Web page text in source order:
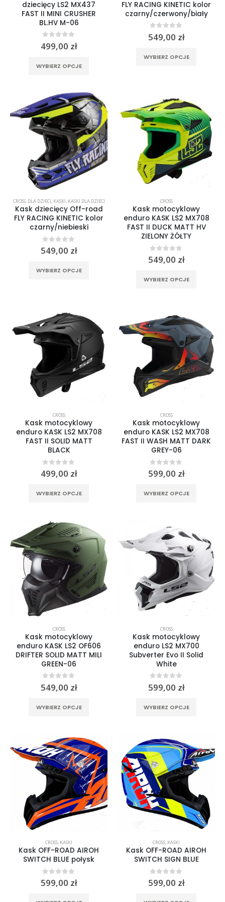
dziecięcy LS2 MX437
FAST II MINI CRUSHER
BL.HV M-06
0out of 5
499,00 zł
WYBIERZ OPCJE
wiele
wariantów.
Opcje
można
wybrać
na
stronie
produktu
FLY RACING KINETIC kolor
czarny/czerwony/biały
0 out of 5
549,00 zł
WYBIERZ OPCJE
Opcje
można
wybrać
na
stronie
produktu
CROSS, DLA DZIECI, KASKI, KASKI DLA DZIECI
Kask dziecięcy Off-road
FLY RACING KINETIC kolor
czarny/niebieski
0 out of 5
549,00 zł
WYBIERZ OPCJE
Opcje
można
wybrać
na
stronie
produktu
CROSS
Kask motocyklowy
enduro KASK LS2 MX708
FAST II DUCK MATT HV
ZIELONY ŻÓŁTY
0 out of 5
549,00 zł
WYBIERZ OPCJE
Opcje
można
wybrać
na
stronie
CROSS
Kask motocyklowy
enduro KASK LS2 MX708
FAST II SOLID MATT
BLACK
0out of 5
499,00 zł
WYBIERZ OPCJE
wariantów.
Opcje
można
wybrać
na
stronie
produktu
CROSS
Kask motocyklowy
enduro KASK LS2 MX708
FAST II WASH MATT DARK
GREY-06
0out of 5
599,00 zł
WYBIERZ OPCJE
Opcje
można
wybrać
na
stronie
CROSS
Kask motocyklowy
enduro KASK LS2 OF606
DRIFTER SOLID MATT MILI
GREEN-06
0 out of 5
549,00 zł
WYBIERZ OPCJE
wariantów.
Opcje
można
wybrać
na
stronie
produktu
CROSS
Kask motocyklowy
enduro LS2 MX700
Subverter Evo II Solid
White
0out of 5
599,00 zł
WYBIERZ OPCJE
Opcje
można
na
stronie
produktu
CROSS, KASKI
Kask OFF-ROAD AIROH
SWITCH BLUE połysk
0out of 5
599,00 zł
CROSS, KASKI
Kask OFF-ROAD AIROH
SWITCH SIGN BLUE
0out of 5
599,00 zł